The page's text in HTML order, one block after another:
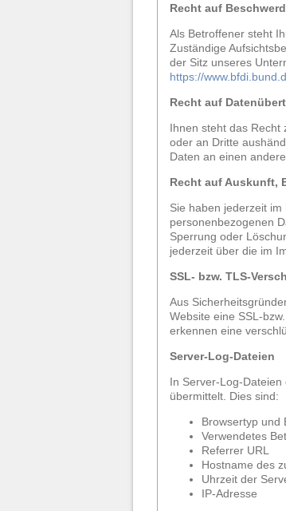
Recht auf
Als Betroffener steht
Zuständige
der Sitz unseres
https://
Recht auf
Ihnen steht das Recht
oder an Dritte
Daten an einen
Recht auf Auskunft,
Sie haben jederzeit
personenbezogenen
Sperrung oder
jederzeit über die im
SSL- bzw. TLS-
Aus
Website eine SSL-
erkennen eine
Server-Log-Dateien
In Server-Log-
übermittelt. Dies sind:
Browsertyp und
Verwendetes
Referrer URL
Hostname des
Uhrzeit der
IP-Adresse